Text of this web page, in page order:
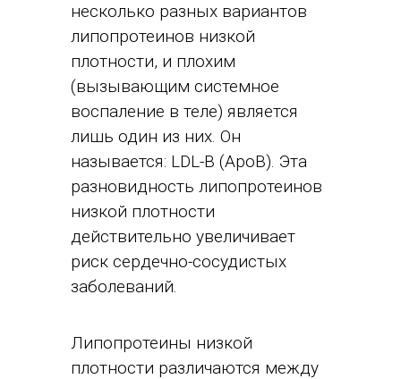
несколько разных вариантов
липопротеинов низкой
плотности, и плохим
(вызывающим системное
воспаление в теле) является
лишь один из них. Он
называется: LDL-B (ApoB). Эта
разновидность липопротеинов
низкой плотности
действительно увеличивает
риск сердечно-сосудистых
заболеваний.
Липопротеины низкой
плотности различаются между